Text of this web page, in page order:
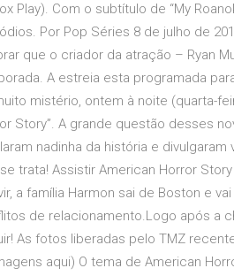
Play). Com o subtítulo de “My
Por Pop Séries 8 de julho de
que o criador da atração – Ryan
A estreia esta programada
mistério, ontem à noite (quarta-
Story”. A grande questão desses
nadinha da história e
trata! Assistir American Horror
a família Harmon sai de Boston e
de relacionamento.Logo após a
As fotos liberadas pelo TMZ
aqui) O tema de American